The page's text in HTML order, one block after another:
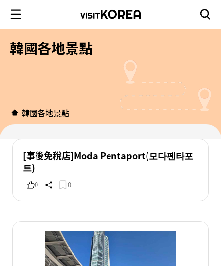
韓國各地景點
韓國各地景點
[事後免稅店]Moda Pentaport(모다펜타포
트)
0 0